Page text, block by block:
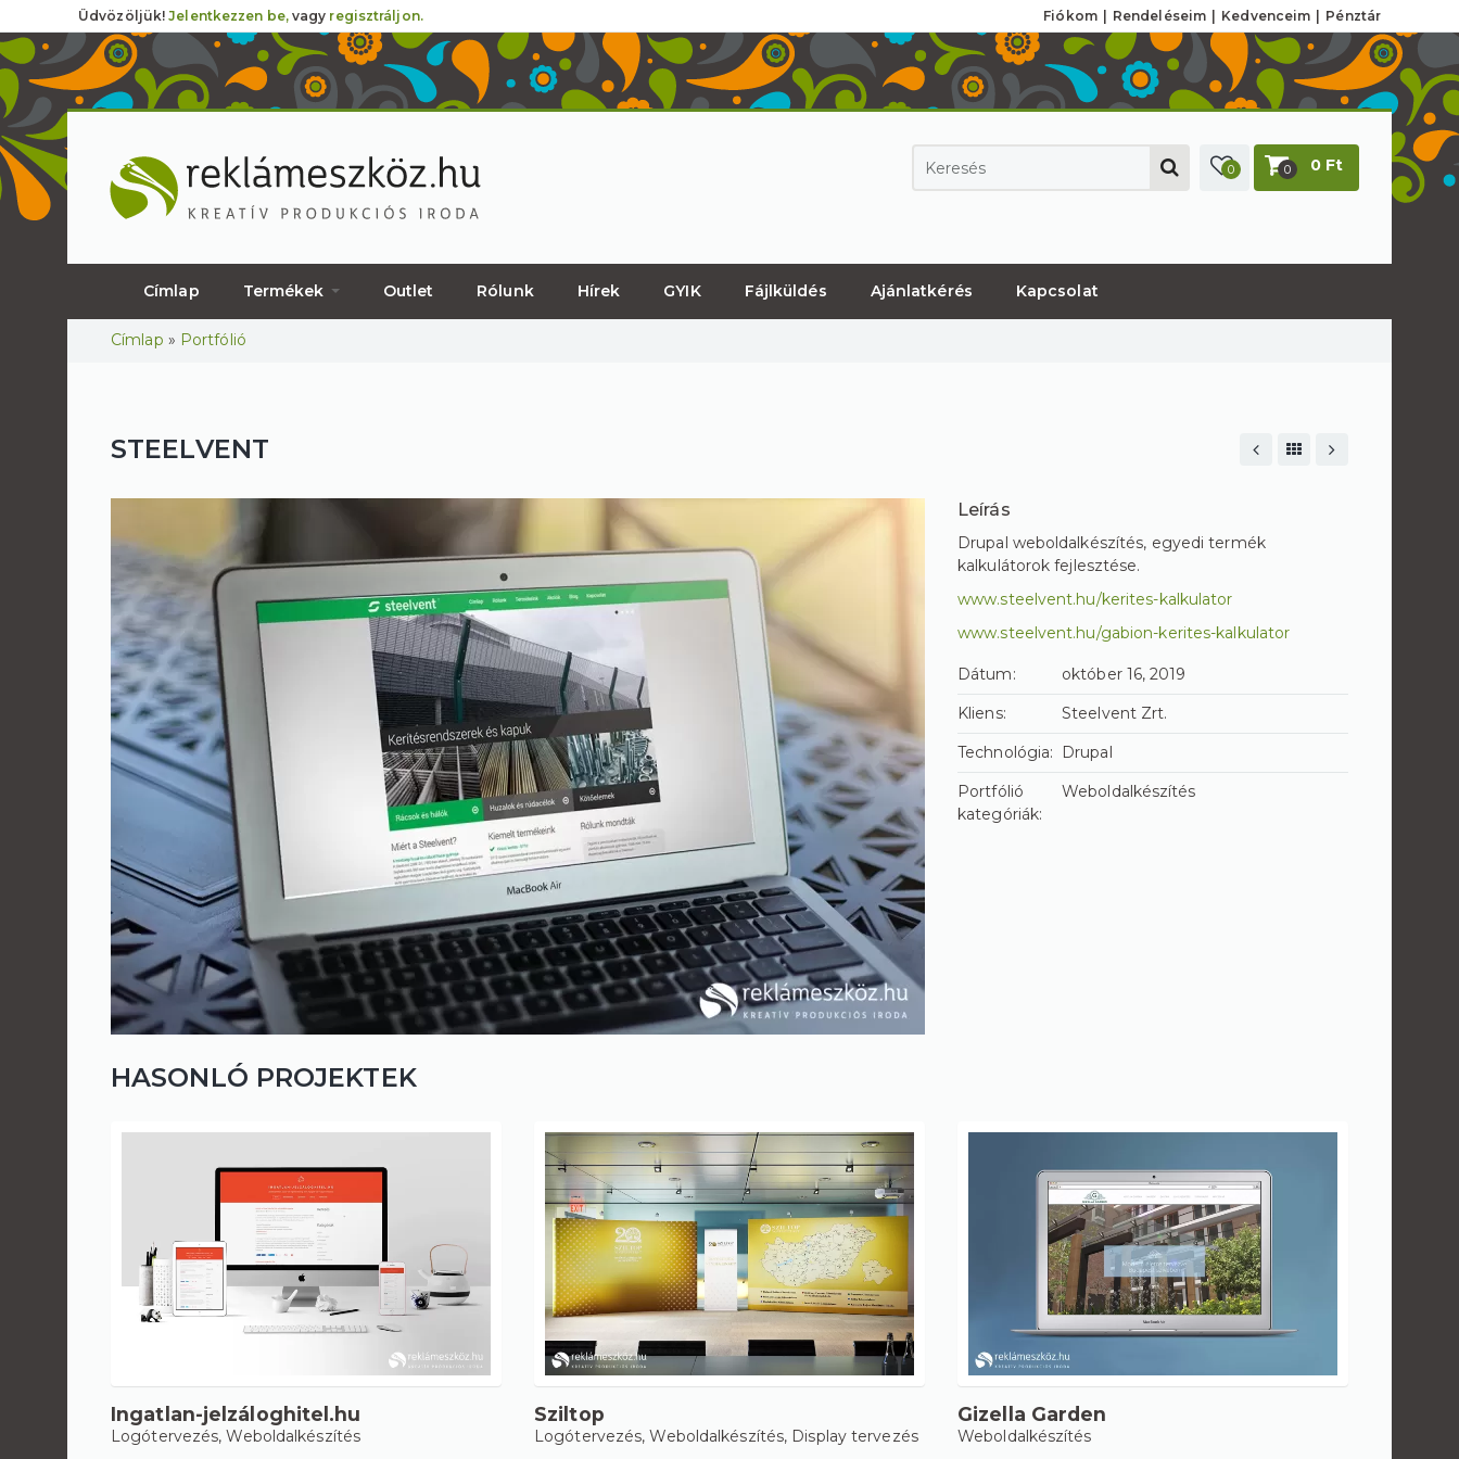
Üdvözöljük!Jelentkezzen be,vagy regisztráljon. Fiókom Rendeléseim Kedvenceim Pénztár
0 0 0 Ft
Címlap Termékek Outlet Rólunk Hírek GYIK Fájlküldés Ajánlatkérés Kapcsolat
Jelenlegi hely
Címlap » Portfólió
STEELVENT
Leírás
Drupal weboldalkészítés, egyedi termék
kalkulátorok fejlesztése.
www.steelvent.hu/kerites-kalkulator
www.steelvent.hu/gabion-kerites-kalkulator
Dátum:
október 16, 2019
Kliens:
Steelvent Zrt.
Technológia:
Drupal
Portfólió
kategóriák:
Weboldalkészítés
HASONLÓ PROJEKTEK
Ingatlan-jelzáloghitel.hu
Logótervezés,Weboldalkészítés
Sziltop
Logótervezés,Weboldalkészítés, Display tervezés
Gizella Garden
Weboldalkészítés